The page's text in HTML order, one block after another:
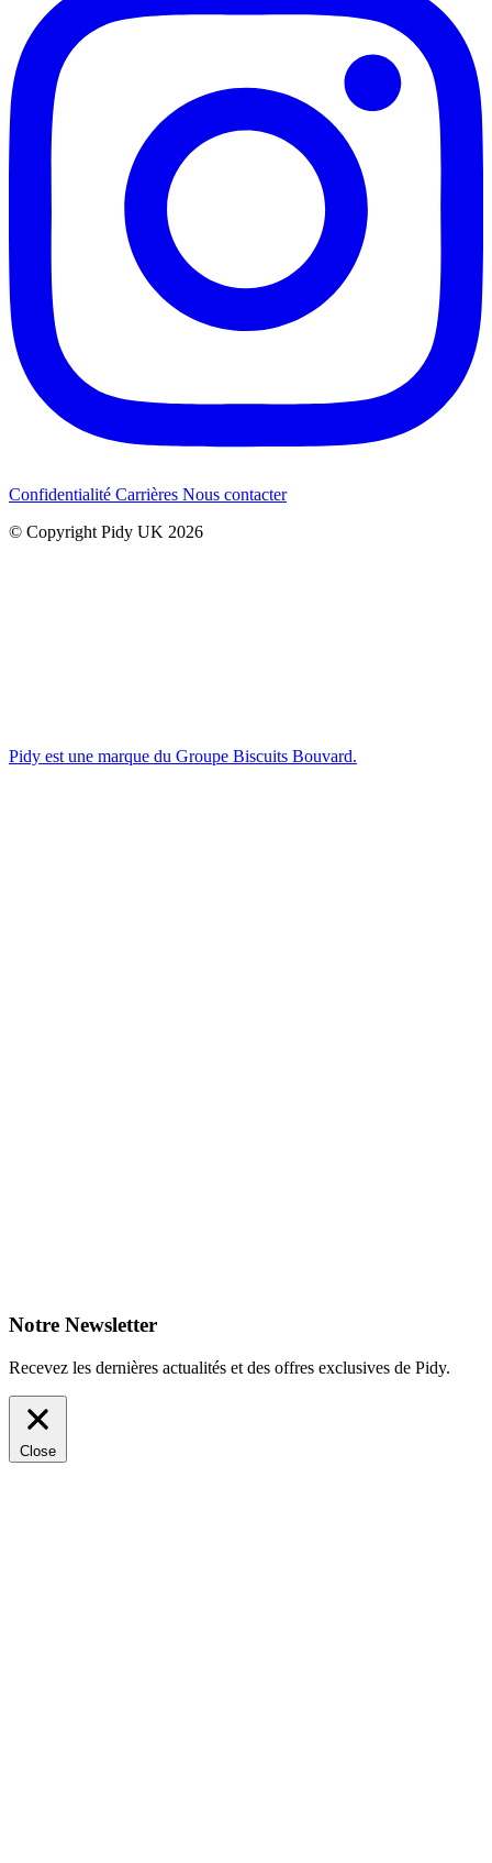
Confidentialité Carrières Nous contacter
© Copyright Pidy UK 2026
Pidy est une marque du Groupe Biscuits Bouvard.
Notre Newsletter
Recevez les dernières actualités et des offres exclusives de Pidy.
Close